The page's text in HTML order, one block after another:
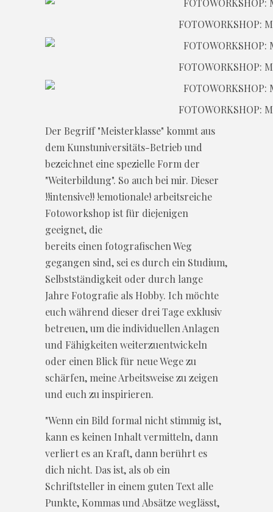
FOTOWORKSHOP:
FOTOWORKSHOP:
FOTOWORKSHOP:
Der Begriff "Meisterklasse" kommt aus
dem Kunstuniversitäts-Betrieb und
bezeichnet eine spezielle Form der
"Weiterbildung". So auch bei mir. Dieser
!!intensive!! !emotionale! arbeitsreiche
Fotoworkshop ist für diejenigen
geeignet, die
bereits einen fotografischen Weg
gegangen sind, sei es durch ein Studium,
Selbstständigkeit oder durch lange
Jahre Fotografie als Hobby. Ich möchte
euch während dieser drei Tage exklusiv
betreuen, um die individuellen Anlagen
und Fähigkeiten weiterzuentwickeln
oder einen Blick für neue Wege zu
schärfen, meine Arbeitsweise zu zeigen
und euch zu inspirieren.
"Wenn ein Bild formal nicht stimmig ist,
kann es keinen Inhalt vermitteln, dann
verliert es an Kraft, dann berührt es
dich nicht. Das ist, als ob ein
Schriftsteller in einem guten Text alle
Punkte, Kommas und Absätze weglässt,